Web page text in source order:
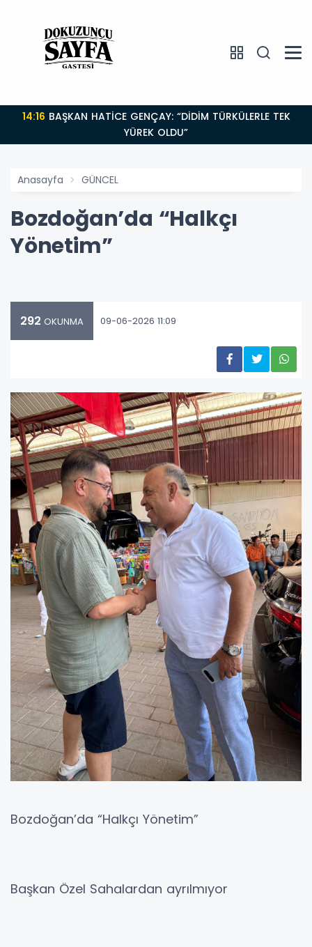
14:16
YÜREK OLDU”
Anasayfa GÜNCEL
Bozdoğan’da “Halkçı
Yönetim”
292 OKUNMA 09-06-2026 11:09
Bozdoğan’da “Halkçı Yönetim”
Başkan Özel Sahalardan ayrılmıyor